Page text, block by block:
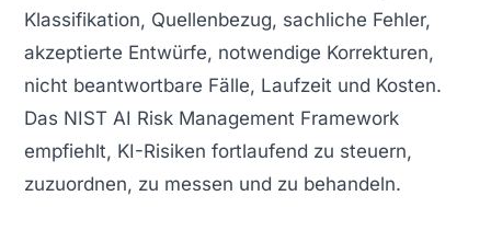
Klassifikation, Quellenbezug, sachliche Fehler,
akzeptierte Entwürfe, notwendige Korrekturen,
nicht beantwortbare Fälle, Laufzeit und Kosten.
Das NIST AI Risk Management Framework
empfiehlt, KI-Risiken fortlaufend zu steuern,
zuzuordnen, zu messen und zu behandeln.